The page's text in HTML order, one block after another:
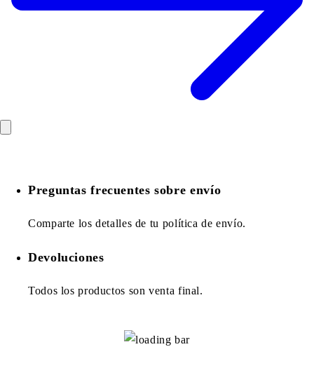
Preguntas frecuentes sobre envío
Comparte los detalles de tu política de envío.
Devoluciones
Todos los productos son venta final.